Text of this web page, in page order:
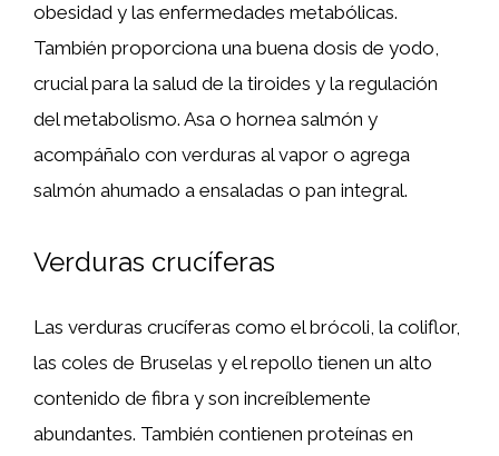
obesidad y las enfermedades metabólicas.
También proporciona una buena dosis de yodo,
crucial para la salud de la tiroides y la regulación
del metabolismo. Asa o hornea salmón y
acompáñalo con verduras al vapor o agrega
salmón ahumado a ensaladas o pan integral.
Verduras crucíferas
Las verduras crucíferas como el brócoli, la coliflor,
las coles de Bruselas y el repollo tienen un alto
contenido de fibra y son increíblemente
abundantes. También contienen proteínas en